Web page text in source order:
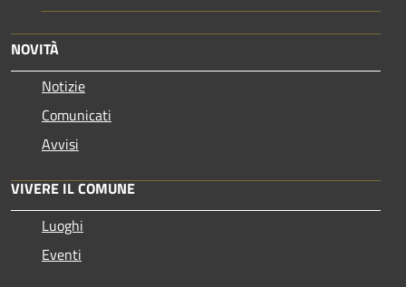
NOVITÀ
Notizie
Comunicati
Avvisi
VIVERE IL COMUNE
Luoghi
Eventi